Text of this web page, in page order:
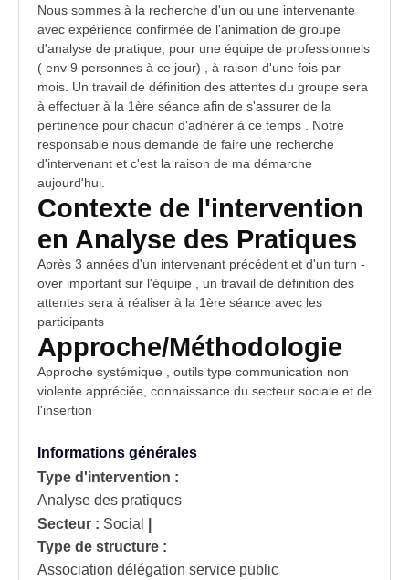
Nous sommes à la recherche d'un ou une intervenante
avec expérience confirmée de l'animation de groupe
d'analyse de pratique , pour une équipe de professionnels
( env 9 personnes à ce jour) , à raison d'une fois par
mois. Un travail de définition des attentes du groupe sera
à effectuer à la 1ère séance afin de s'assurer de la
pertinence pour chacun d'adhérer à ce temps . Notre
responsable nous demande de faire une recherche
d'intervenant et c'est la raison de ma démarche
aujourd'hui.
Contexte de l'intervention
en Analyse des Pratiques
Après 3 années d'un intervenant précédent et d'un turn -
over important sur l'équipe , un travail de définition des
attentes sera à réaliser à la 1ère séance avec les
participants
Approche/Méthodologie
Approche systémique , outils type communication non
violente appréciée, connaissance du secteur sociale et de
l'insertion
Informations générales
Type d'intervention :
Analyse des pratiques
Secteur : Social
Type de structure :
Association délégation service public